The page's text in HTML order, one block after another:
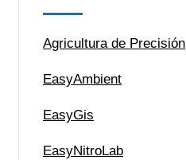
Agricultura de Precisión
EasyAmbient
EasyGis
EasyNitroLab